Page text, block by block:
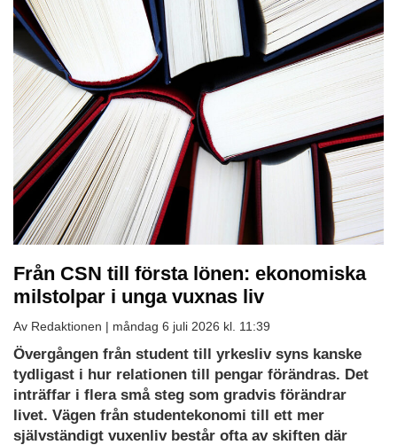
Från CSN till första lönen: ekonomiska
milstolpar i unga vuxnas liv
Av Redaktionen | måndag 6 juli 2026 kl. 11:39
Övergången från student till yrkesliv syns kanske
tydligast i hur relationen till pengar förändras. Det
inträffar i flera små steg som gradvis förändrar
livet. Vägen från studentekonomi till ett mer
självständigt vuxenliv består ofta av skiften där